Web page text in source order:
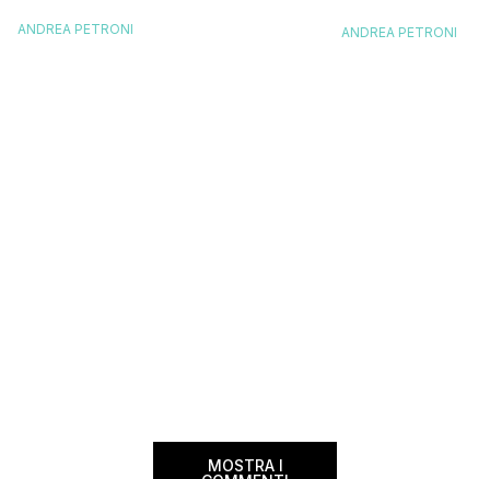
destinazioni incredibili grazie a queste
ANDREA PETRONI
segnalazioni
ANDREA PETRONI
MOSTRA I